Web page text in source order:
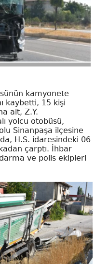
kamyonete
kaybetti, 15 kişi
ait, Z.Y.
yolcu otobüsü,
Sinanpaşa ilçesine
H.S. idaresindeki 06
çarptı. İhbar
ve polis ekipleri